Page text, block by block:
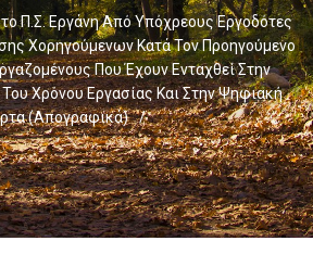
Π.Σ. Εργάνη Από Υπόχρεους Εργοδότες
Χορηγούμενων Κατά Τον Προηγούμενο
Που Έχουν Ενταχθεί Στην
Χρόνου Εργασίας Και Στην Ψηφιακή
(απογραφικά)
/